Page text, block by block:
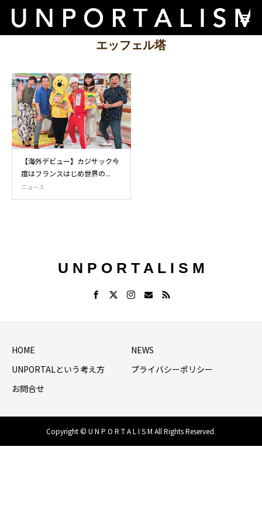
エッフェル塔
【海外デビュー】カジサック今
度はフランスはじめ世界の...
ニュース
U N P O R T A L I S M
HOME
NEWS
UNPORTALという考え方
プライバシーポリシー
お問合せ
Copyright © U N P O R T A L I S M All Rights Reserved.